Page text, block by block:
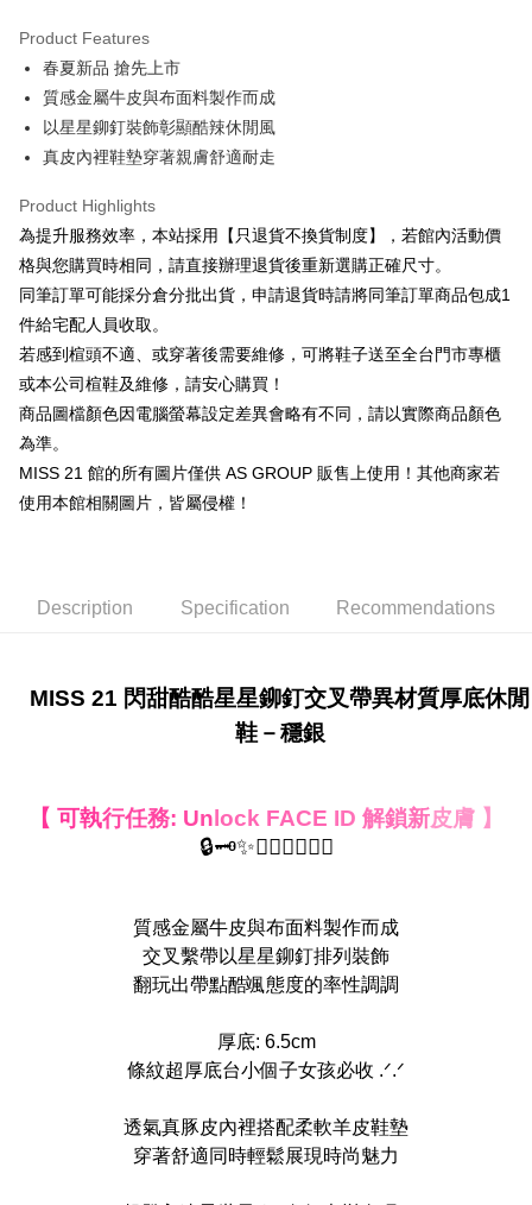
Taiwan Cooperative Bank
Hua Nan Commercial Bank
The Shanghai Commercial &
Savings Bank
Cathay United Bank
HSBC Bank (Taiwan) Limited
Union Bank of Taiwan
Far Eastern International Bank
Yuanta Commercial Bank
Bank SinoPac
E.SUN Commercial Bank
DBS Bank
Taishin International Bank
Taiwan Rakuten Card, Inc.
0% for 6 months
Taiwan Cooperative Bank
Hua Nan Commercial Bank
The Shanghai Commercial &
Savings Bank
Taiwan Business Bank
Taichung Commercial Bank
HSBC Bank (Taiwan) Limited
Hwatai Bank
Yuanta Commercial Bank
Bank SinoPac
E.SUN Commercial Bank
Taishin International Bank
CTBC Bank
Taiwan Rakuten Card, Inc.
0% for 12 months
Hua Nan Commercial Bank
The Shanghai Commercial &
Cathay United Bank
Bank
Taiwan Business Bank
Taichung Commercial Bank
HSBC Bank (Taiwan) Limited
Hwatai Bank
Union Bank of Taiwan
E.SUN Commercial Bank
DBS Bank
Taishin International Bank
Taiwan Rakuten Card, Inc.
LINE Pay
Apple Pay
JKOPAY
Easy Wallet
Google Pay
Shipping Method
宅配
Free shipping
離島宅配
Product Features
春夏新品 搶先上市
質感金屬牛皮與布面料製作而成
以星星鉚釘裝飾彰顯酷辣休閒風
真皮內裡鞋墊穿著親膚舒適耐走
Product Highlights
為提升服務效率，本站採用【只退貨不換貨制度】，若館內活動價
格與您購買時相同，請直接辦理退貨後重新選購正確尺寸。
同筆訂單可能採分倉分批出貨，申請退貨時請將同筆訂單商品包成1
件給宅配人員收取。
若感到楦頭不適、或穿著後需要維修，可將鞋子送至全台門市專櫃
或本公司楦鞋及維修，請安心購買！
商品圖檔顏色因電腦螢幕設定差異會略有不同，請以實際商品顏色
為準。
MISS 21 館的所有圖片僅供 AS GROUP 販售上使用！其他商家若
使用本館相關圖片，皆屬侵權！
Description Specification Recommendations
MISS 21 閃甜酷酷星星鉚釘交叉帶異材質厚底休閒
鞋－穩銀
【 可執行任務: Unlock FACE ID 解鎖新皮膚 】
🔒🗝️✨🤦‍♀️🙋‍♀️🤷‍♀️
質感金屬牛皮與布面料製作而成
交叉繫帶以星星鉚釘排列裝飾
翻玩出帶點酷颯態度的率性調調
厚底: 6.5cm
條紋超厚底台小個子女孩必收 .ᐟ.ᐟ
透氣真豚皮內裡搭配柔軟羊皮鞋墊
穿著舒適同時輕鬆展現時尚魅力